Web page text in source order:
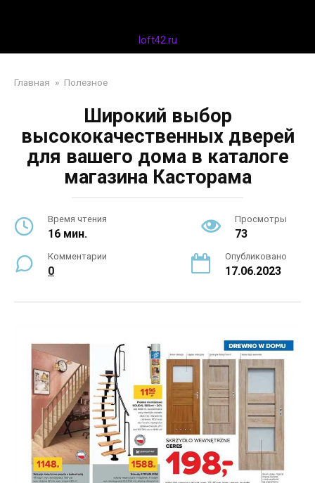
loft42.ru
Главная » Полезное
Широкий выбор
высококачественных дверей
для вашего дома в каталоге
магазина Касторама
Время чтения
16 мин.
Просмотры
73
Комментарии
0
Опубликовано
17.06.2023